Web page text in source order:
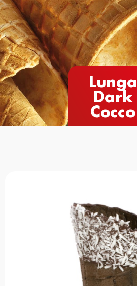
Lunga
Dark
Cocco